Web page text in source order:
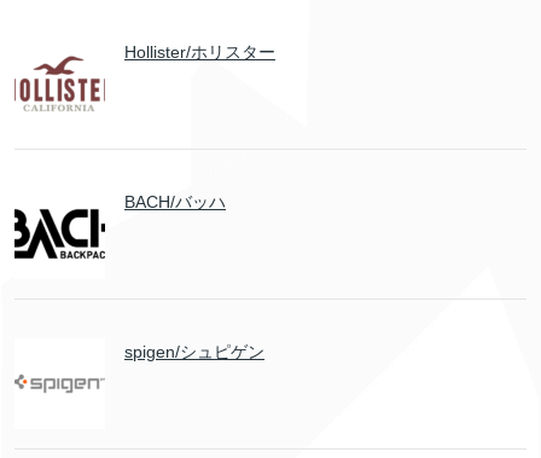
Hollister/ホリスター
BACH/バッハ
spigen/シュピゲン